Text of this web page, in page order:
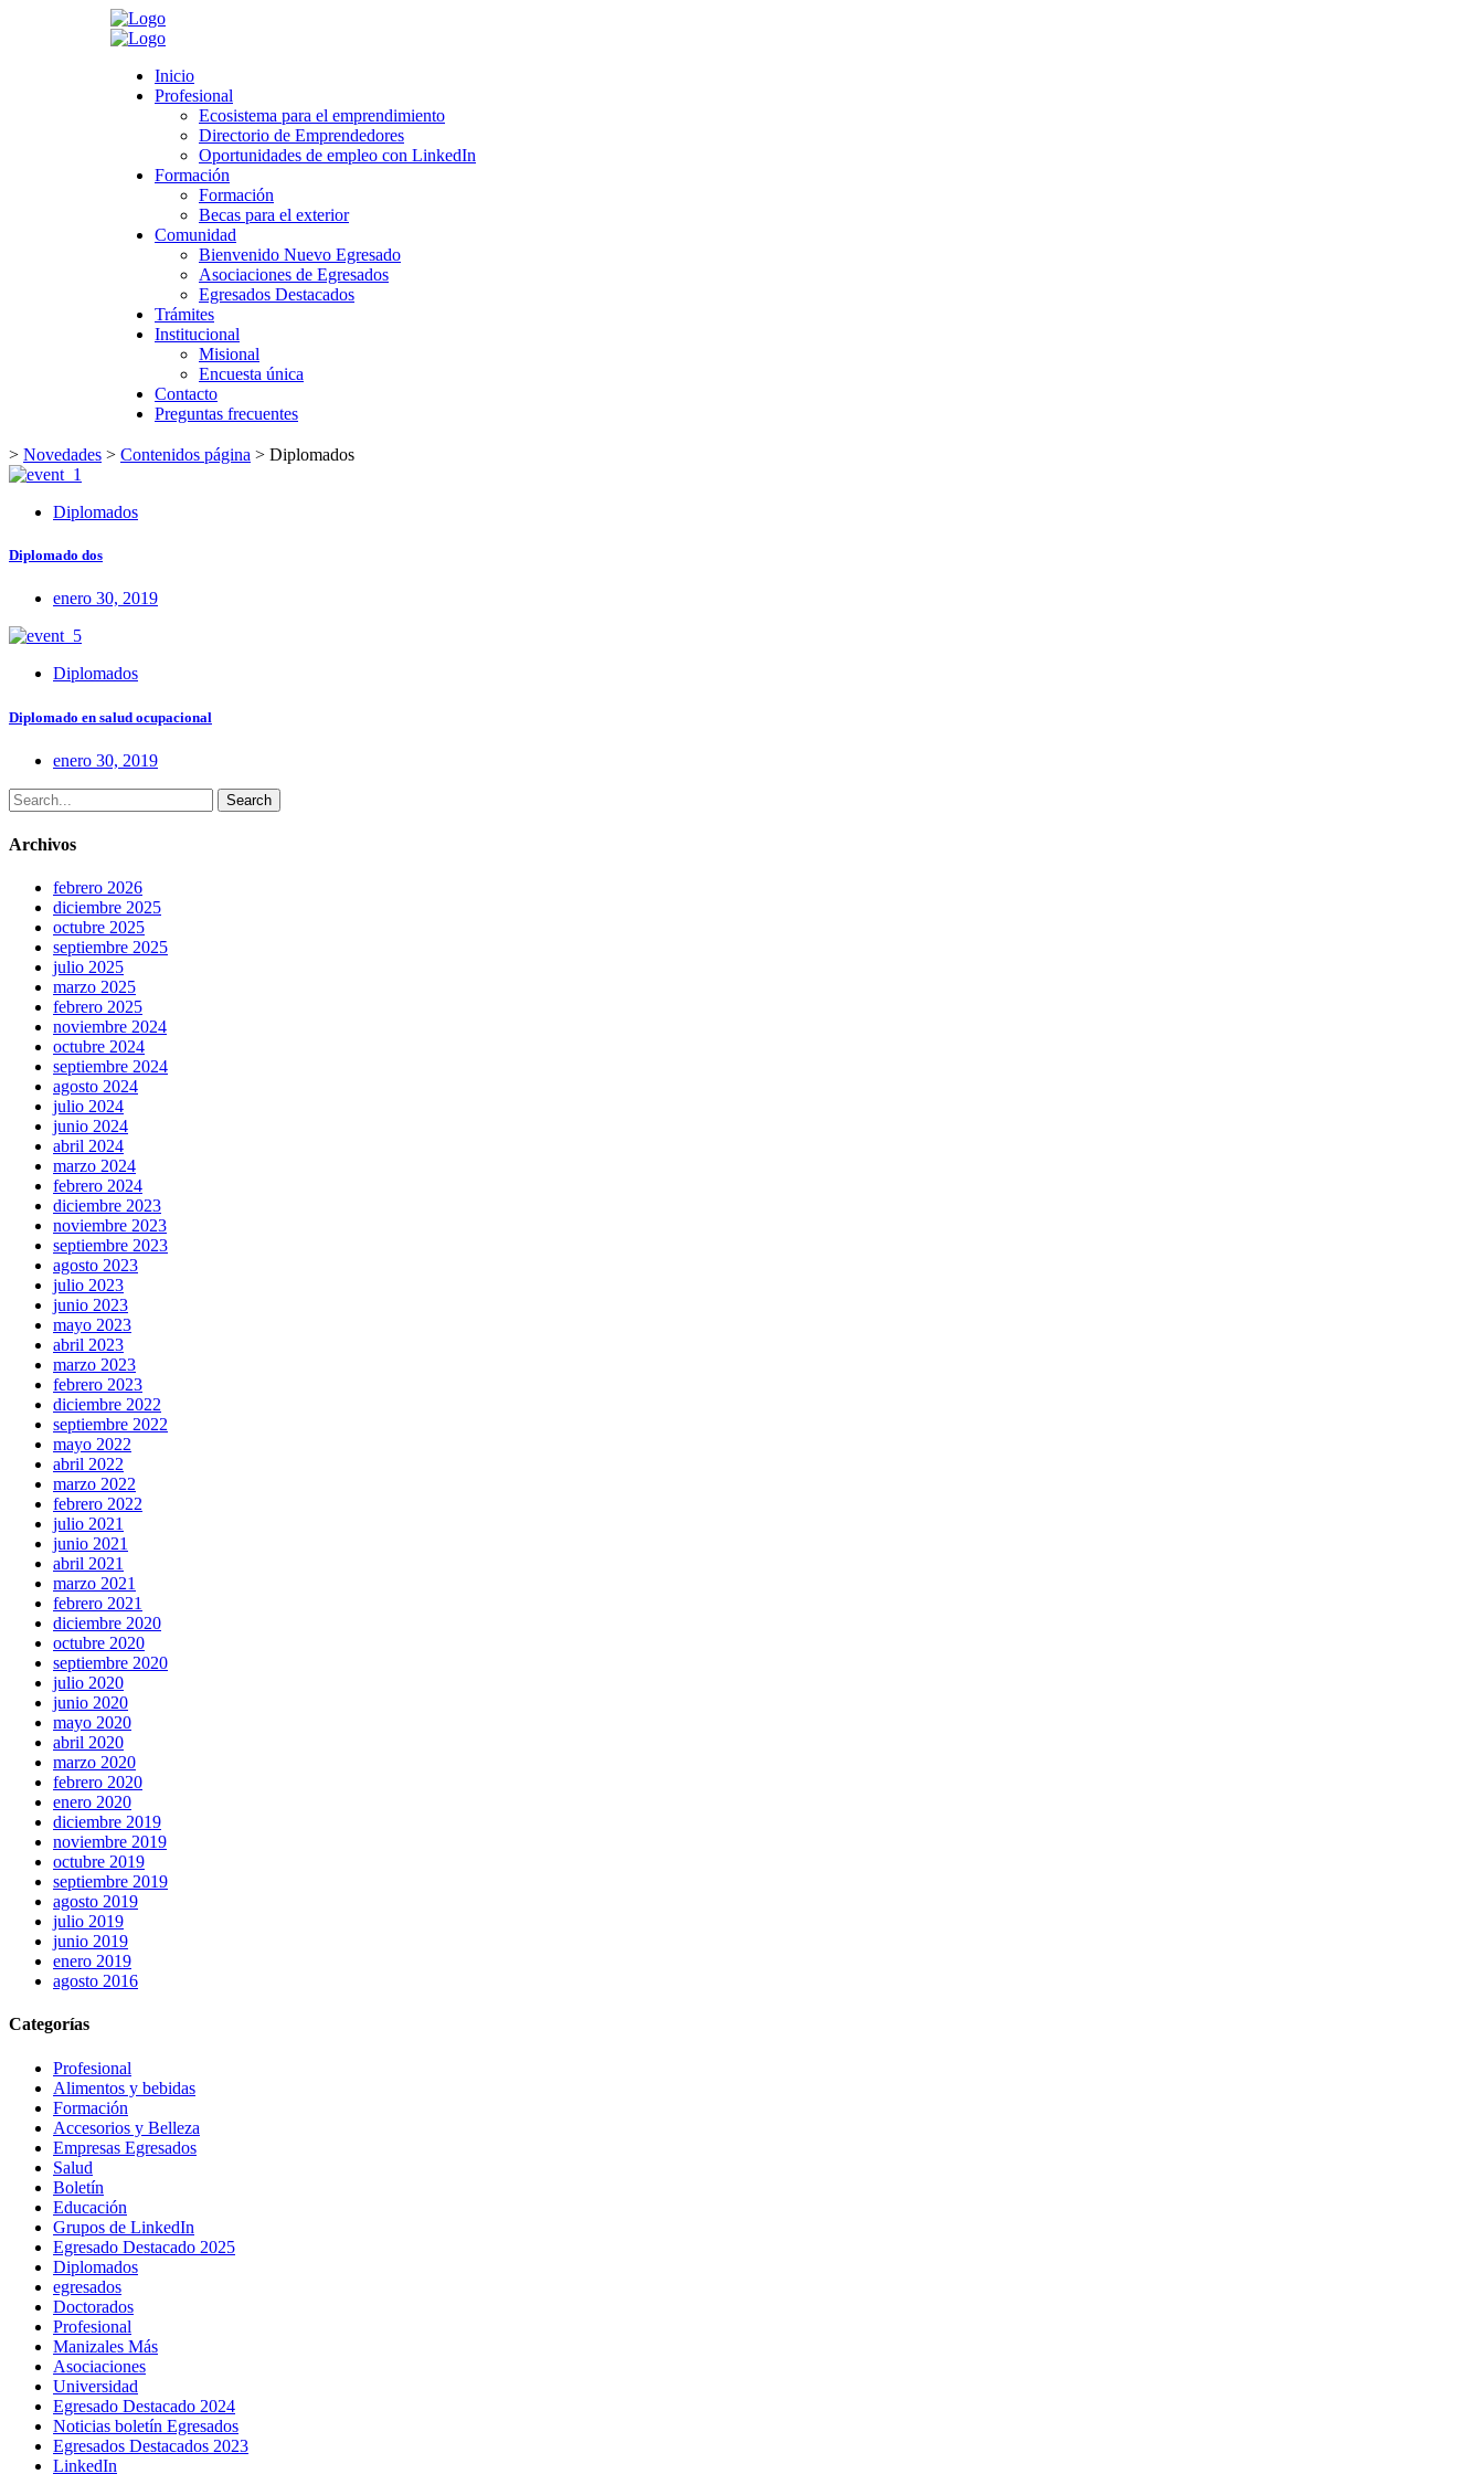
Inicio
Profesional
Ecosistema para el emprendimiento
Directorio de Emprendedores
Oportunidades de empleo con LinkedIn
Formación
Formación
Becas para el exterior
Comunidad
Bienvenido Nuevo Egresado
Asociaciones de Egresados
Egresados Destacados
Trámites
Institucional
Misional
Encuesta única
Contacto
Preguntas frecuentes
Ecosistema para el emprendimiento
Directorio de Emprendedores
Oportunidades de empleo con LinkedIn
Becas para el exterior
Bienvenido Nuevo Egresado
Asociaciones de Egresados
Egresados Destacados
Institucional
Encuesta única
Preguntas frecuentes
> Novedades > Contenidos página > Diplomados
Diplomados
Diplomado dos
enero 30, 2019
Diplomados
Diplomado en salud ocupacional
enero 30, 2019
Search
Archivos
febrero 2026
diciembre 2025
octubre 2025
septiembre 2025
julio 2025
marzo 2025
febrero 2025
noviembre 2024
octubre 2024
septiembre 2024
agosto 2024
julio 2024
junio 2024
abril 2024
marzo 2024
febrero 2024
diciembre 2023
noviembre 2023
septiembre 2023
agosto 2023
julio 2023
junio 2023
mayo 2023
abril 2023
marzo 2023
febrero 2023
diciembre 2022
septiembre 2022
mayo 2022
abril 2022
marzo 2022
febrero 2022
julio 2021
junio 2021
abril 2021
marzo 2021
febrero 2021
diciembre 2020
octubre 2020
septiembre 2020
julio 2020
junio 2020
mayo 2020
abril 2020
marzo 2020
febrero 2020
enero 2020
diciembre 2019
noviembre 2019
octubre 2019
septiembre 2019
agosto 2019
julio 2019
junio 2019
enero 2019
agosto 2016
Categorías
Profesional
Alimentos y bebidas
Formación
Accesorios y Belleza
Empresas Egresados
Salud
Boletín
Educación
Grupos de LinkedIn
Egresado Destacado 2025
Diplomados
egresados
Doctorados
Profesional
Manizales Más
Asociaciones
Universidad
Egresado Destacado 2024
Noticias boletín Egresados
Egresados Destacados 2023
LinkedIn